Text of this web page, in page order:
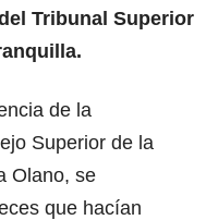
Tribunal Superior
de la
Superior de la
Olano, se
que hacían